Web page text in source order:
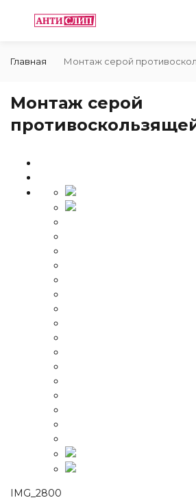
Главная Монтаж серой
Монтаж серой
IMG_2800